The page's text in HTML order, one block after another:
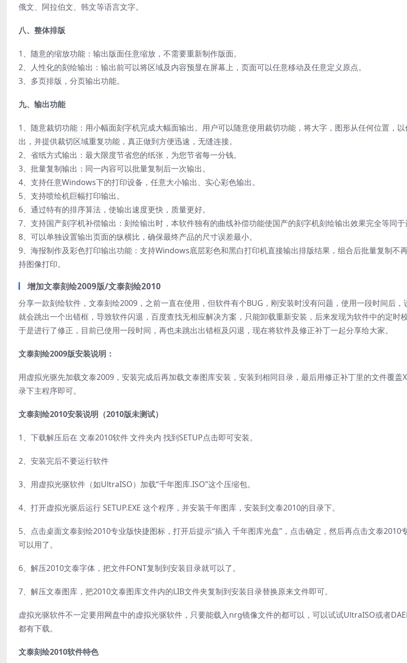
俄文、阿拉伯文、韩文等语言文字。
八、整体排版
1、随意的缩放功能：输出版面任意缩放，不需要重新制作版面。
2、人性化的刻绘输出：输出前可以将区域及内容预显在屏幕上，页面可以任意移动及任意定义原点。
3、多页排版，分页输出功能。
九、输出功能
1、随意裁切功能：用小幅面刻字机完成大幅面输出。用户可以随意使用裁切功能，将大字，图形从任何位置，
出，并提供裁切区域重复功能，真正做到方便迅速，无缝连接。
2、省纸方式输出：最大限度节省您的纸张，为您节省每一分钱。
3、批量复制输出：同一内容可以批量复制后一次输出。
4、支持任意Windows下的打印设备，任意大小输出、实心彩色输出。
5、支持喷绘机巨幅打印输出。
6、通过特有的排序算法，使输出速度更快，质量更好。
7、支持国产刻字机补偿输出：刻绘输出时，本软件独有的曲线补偿功能使国产的刻字机刻绘输出效果完全等同于
8、可以单独设置输出页面的纵横比，确保最终产品的尺寸误差最小。
9、海报制作及彩色打印输出功能：支持Windows底层彩色和黑白打印机直接输出排版结果，组合后批量复制不
持图像打印。
增加文泰刻绘2009版/文泰刻绘2010
分享一款刻绘软件，文泰刻绘2009，之前一直在使用，但软件有个BUG，刚安装时没有问题，使用一段时间后，
就会跳出一个出错框，导致软件闪退，百度查找无相应解决方案，只能卸载重新安装，后来发现为软件中的定时
于是进行了修正，目前已使用一段时间，再也未跳出出错框及闪退，现在将软件及修正补丁一起分享给大家。
文泰刻绘2009版安装说明：
用虚拟光驱先加载文泰2009，安装完成后再加载文泰图库安装，安装到相同目录，最后用修正补丁里的文件覆
录下主程序即可。
文泰刻绘2010安装说明（2010版未测试）
1、下载解压后在 文泰2010软件 文件夹内 找到SETUP点击即可安装。
2、安装完后不要运行软件
3、用虚拟光驱软件（如UltraISO）加载“千年图库.ISO”这个压缩包。
4、打开虚拟光驱后运行 SETUP.EXE 这个程序，并安装千年图库，安装到文泰2010的目录下。
5、点击桌面文泰刻绘2010专业版快捷图标，打开后提示“插入 千年图库光盘”，点击确定，然后再点击文泰2010
可以用了。
6、解压2010文泰字体，把文件FONT复制到安装目录就可以了。
7、解压文泰图库，把2010文泰图库文件内的LIB文件夹复制到安装目录替换原来文件即可。
虚拟光驱软件不一定要用网盘中的虚拟光驱软件，只要能载入nrg镜像文件的都可以，可以试试UltraISO或者
都有下载。
文泰刻绘2010软件特色